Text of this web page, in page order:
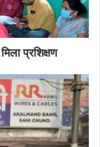
प्रशिक्षण